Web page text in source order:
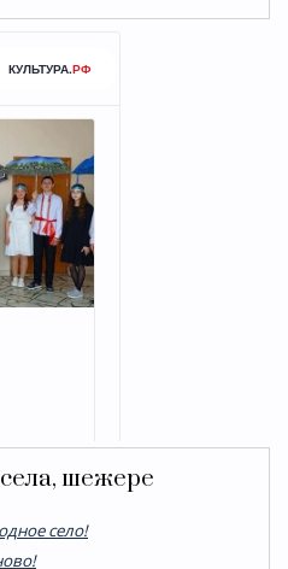
шежере
село!